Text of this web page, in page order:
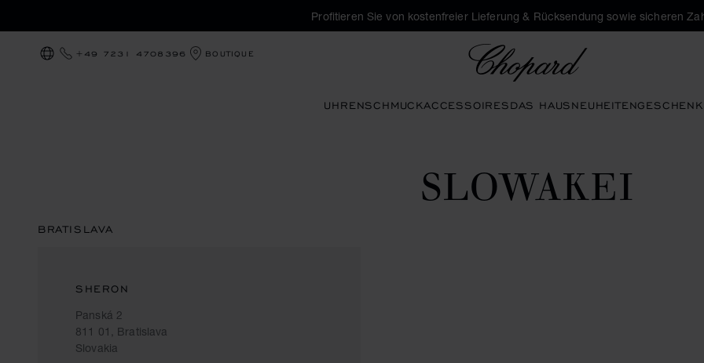
Profitieren Sie von kostenfreier Lieferung & Rücksendung sowie sicheren
LOKALISIERUNG (LAND ÄNDERN)
+49 7231 4708396 BOUTIQUE
UHRENSCHMUCKACCESSOIRESDAS HAUSNEUHEITEN
SLOWAKEI
BRATISLAVA
SHERON
Panská 2
811 01, Bratislava
Slovakia